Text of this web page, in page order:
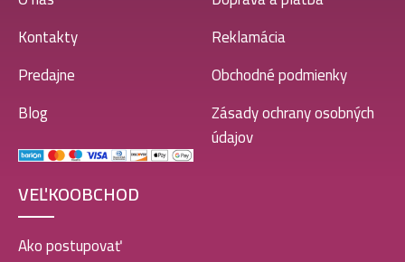
Kontakty
Predajne
Blog
Reklamácia
Obchodné podmienky
Zásady ochrany osobných
údajov
VEĽKOOBCHOD
Ako postupovať